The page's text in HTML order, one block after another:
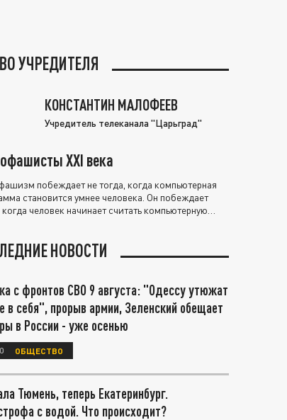
УЧРЕДИТЕЛЯ
КОНСТАНТИН МАЛОФЕЕВ
Учредитель телеканала "Царьград"
XXI века
побеждает не тогда, когда компьютерная
становится умнее человека. Он побеждает
когда человек начинает считать компьютерную
НОВОСТИ
с фронтов СВО 9 августа: "Одессу утюжат
в себя", прорыв армии, Зеленский обещает
в России - уже осенью
ОБЩЕСТВО
Тюмень, теперь Екатеринбург.
с водой. Что происходит?